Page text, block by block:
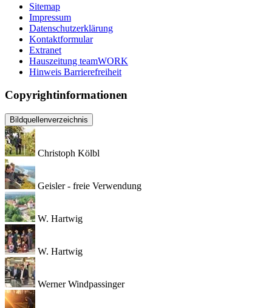
Sitemap
Impressum
Datenschutzerklärung
Kontaktformular
Extranet
Hauszeitung teamWORK
Hinweis Barrierefreiheit
Copyrightinformationen
Bildquellenverzeichnis
Christoph Kölbl
Geisler - freie Verwendung
W. Hartwig
W. Hartwig
Werner Windpassinger